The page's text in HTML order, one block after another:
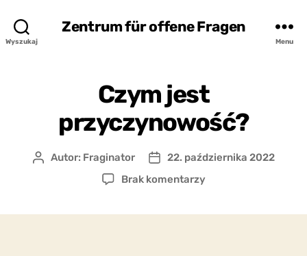
Wyszukaj
Zentrum für offene Fragen
Menu
Czym jest
przyczynowość?
AutorAutor: Fraginator
Data
wpisu
22. października 2022
Brak komentarzydo